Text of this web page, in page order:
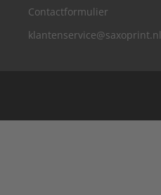
Contactformulier
klantenservice@saxoprint.nl